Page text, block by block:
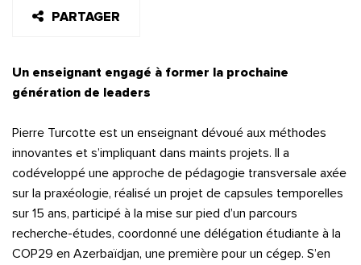
PARTAGER
Un enseignant engagé à former la prochaine
génération de leaders
Pierre Turcotte est un enseignant dévoué aux méthodes
innovantes et s’impliquant dans maints projets. Il a
codéveloppé une approche de pédagogie transversale axée
sur la praxéologie, réalisé un projet de capsules temporelles
sur 15 ans, participé à la mise sur pied d’un parcours
recherche-études, coordonné une délégation étudiante à la
COP29 en Azerbaïdjan, une première pour un cégep. S’en